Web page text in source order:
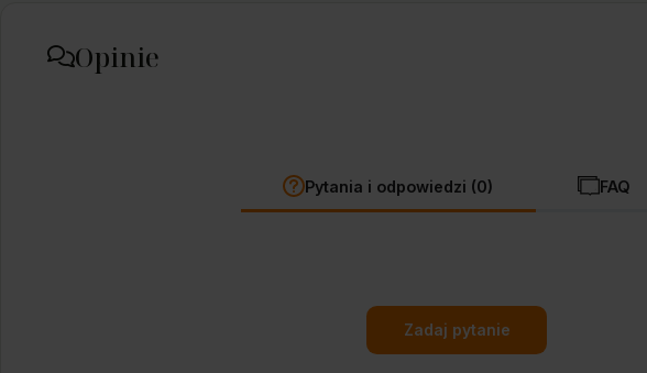
Opinie
Pytania i odpowiedzi (0) FAQ
Zadaj pytanie